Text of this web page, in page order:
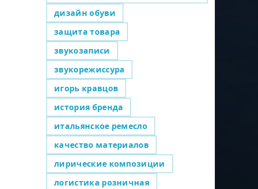
дизайн обуви
защита товара
звукозаписи
звукорежиссура
игорь кравцов
история бренда
итальянское ремесло
качество материалов
лирические композиции
логистика розничная